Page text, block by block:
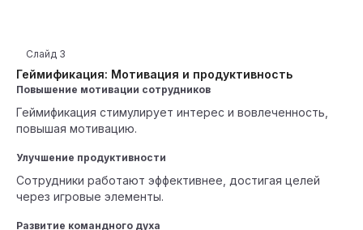
Геймификация: Мотивация и продуктивность
Слайд 3
Повышение мотивации сотрудников
Геймификация стимулирует интерес и вовлеченность,
повышая мотивацию.
Улучшение продуктивности
Сотрудники работают эффективнее, достигая целей
через игровые элементы.
Развитие командного духа